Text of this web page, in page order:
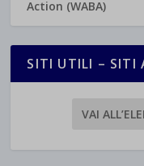
Action (WABA)
SITI UTILI – SITI
VAI